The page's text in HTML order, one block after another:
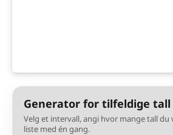
Generator for tilfeldige tall
Velg et intervall, angi hvor mange tall du
liste med én gang.